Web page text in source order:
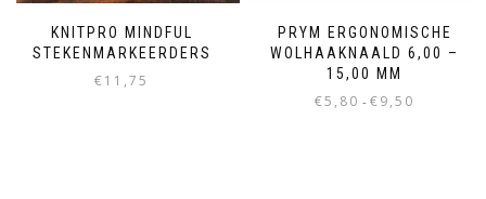
KNITPRO MINDFUL
STEKENMARKEERDERS
€11,75
PRYM ERGONOMISCHE
WOLHAAKNAALD 6,00 –
15,00 MM
€5,80 - €9,50